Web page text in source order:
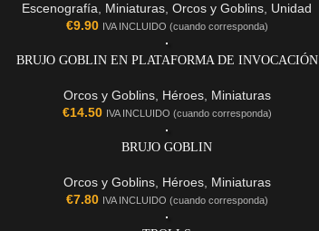
Escenografía Miniaturas Orcos y Goblins Unidad
€9.90 IVA INCLUIDO (cuando corresponda)
BRUJO GOBLIN EN PLATAFORMA DE INVOCACIÓN
Orcos y Goblins, Héroes, Miniaturas
€14.50 IVA INCLUIDO (cuando corresponda)
BRUJO GOBLIN
Orcos y Goblins, Héroes, Miniaturas
€7.80 IVA INCLUIDO (cuando corresponda)